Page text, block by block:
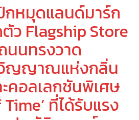
หมุดแลนด์มาร์ก
ว Flagship Store
นทรงวาด
ญญาณแห่งกลิ่น
คอลเลกชันพิเศษ
Time’ ที่ได้รับแรง